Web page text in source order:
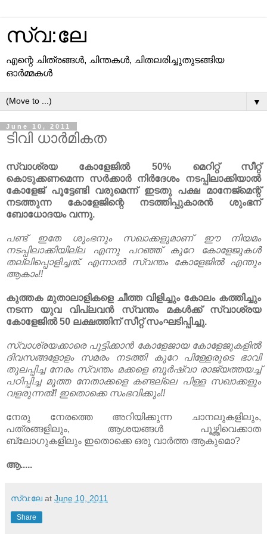
സ്വ:ലേ
എന്റെ ചിത്രങ്ങള്‍, ചിന്തകള്‍, ചിതലരിച്ചുതുടങ്ങിയ
ഓര്‍മ്മകള്‍
▼
June 10, 2011
ടിവി ധാർമികത
സ്വാശ്രയ കോളേജിൽ 50% മെറിറ്റ് സീറ്റ്
കൊടുക്കണമെന്ന സർക്കാർ നിർദേശം നടപ്പിലാക്കിയാൽ
കോളേജ് പൂട്ടേണ്ടി വരുമെന്ന് ഇടതു പക്ഷ മാനേജ്മെന്റ്
നടത്തുന്ന കോളേജിന്റെ നടത്തിപ്പുകാരൻ ശുംഭന്‌
ബോധോദയം വന്നു.
പണ്ട് ഇതേ ശുംഭനും സഖാക്കളുമാണ്‌ ഈ നിയമം
നടപ്പിലാക്കിയില്ല എന്നു പറഞ്ഞ് കുറേ കോളേജുകൾ
തല്ലിപ്പൊളിച്ചത്. എന്നാൽ സ്വന്തം കോളേജിൽ എന്തും
ആകാം!!
കുത്തക മുതാലാളികളെ ചീത്ത വിളിച്ചും കോലം കത്തിച്ചും
നടന്ന യുവ വിപ്ലവൻ സ്വന്തം മകൾക്ക്‌ സ്വാശ്രയ
കോളേജിൽ 50 ലക്ഷത്തിന്‌ സീറ്റ് സംഘടിപ്പിച്ചു.
സ്വാശ്രയക്കാരെ പൂട്ടിക്കാൻ കോളേജായ കോളേജുകളിൽ
ദിവസങ്ങളോളം സമരം നടത്തി കുറേ പിള്ളേരുടെ ഭാവി
തുലപ്പിച്ച നേരം സ്വന്തം മക്കളെ ബൂർഷ്വാ രാജ്യത്തയച്ച്
പഠിപ്പിച്ച മൂത്ത നേതാക്കളെ കണ്ടല്ലെ പിള്ള സഖാക്കളും
വളരുന്നത്!! ഇതൊക്കെ സംഭവിക്കും!!
നേരു നേരത്തെ അറിയിക്കുന്ന ചാനലുകളിലും,
പത്രങ്ങളിലും, ആശയങ്ങൾ പൂഴ്ത്തിവെക്കാത
ബ്ലോഗുകളിലും ഇതൊക്കെ ഒരു വാർത്ത ആകുമൊ?
ആ.....
സ്വ:ലേ at June 10, 2011
Share